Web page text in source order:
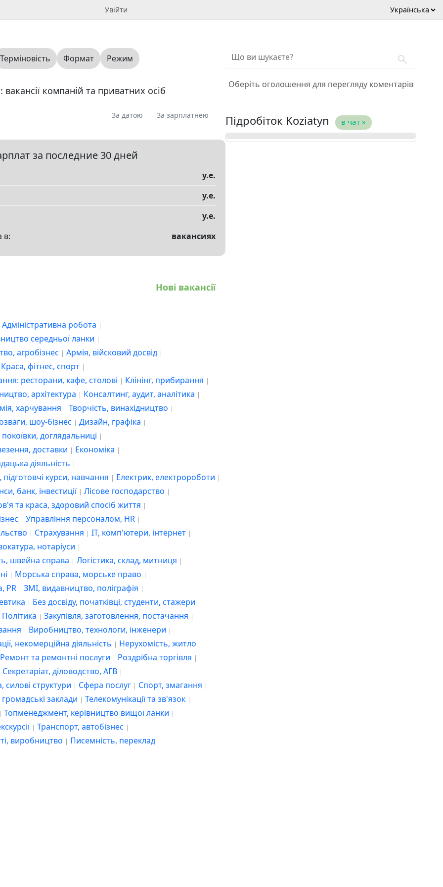
Увійти
Терміновість Формат Режим
компаній та приватних осіб
аудит
середньої ланки
агробізнес
доставки
Економіка
діяльність
підготовчі курси, навчання
банк, інвестиції
Лісове господарство
та краса, здоровий спосіб життя
Управління персоналом, HR
Страхування
нотаріуси
швейна справа
Морська справа, морське право
PR
ЗМІ, видавництво, поліграфія
Без досвіду, початківці, студенти, стажери
Політика
Закупівля, заготовлення, постачання
Виробництво, технологи, інженери
некомерційна діяльність
Нерухомість, житло
Ремонт та ремонтні послуги
Роздрібна торгівля
Секретаріат, діловодство, АГВ
силові структури
Сфера послуг
Спорт, змагання
громадські заклади
Телекомунікації та зв'язок
Топменеджмент, керівництво вищої ланки
Транспорт, автобізнес
виробництво
Писемність, переклад
За датою За зарплатнею
за последние 30 дней
у.е.
у.е.
у.е.
в:
вакансиях
Нові вакансії
Адміністративна робота
середньої ланки
агробізнес
Армія, війсковий досвід
Краса, фітнес, спорт
ресторани, кафе, столові
Клінінг, прибирання
архітектура
Консалтинг, аудит, аналітика
харчування
Творчість, винахідництво
шоу-бізнес
Дизайн, графіка
доглядальниці
доставки
Економіка
діяльність
курси, навчання
Електрик, електророботи
банк, інвестиції
Лісове господарство
та краса, здоровий спосіб життя
Управління персоналом, HR
Страхування
IT, комп'ютери, інтернет
нотаріуси
швейна справа
Логістика, склад, митниця
Морська справа, морське право
PR
ЗМІ, видавництво, поліграфія
Без досвіду, початківці, студенти, стажери
Політика
Закупівля, заготовлення, постачання
Виробництво, технологи, інженери
некомерційна діяльність
Нерухомість, житло
Ремонт та ремонтні послуги
Роздрібна торгівля
Секретаріат, діловодство, АГВ
структури
Сфера послуг
Спорт, змагання
заклади
Телекомунікації та зв'язок
Топменеджмент, керівництво вищої ланки
Транспорт, автобізнес
виробництво
Писемність, переклад
Оберіть оголошення для перегляду коментарів
Підробіток Koziatyn в чат »